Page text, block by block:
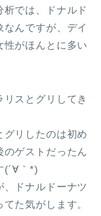
では、ドナルド
んですが、デイ
性がほんとに多い
スとグリしてき
リしたのは初め
ゲストだったん
(´∀｀*)
ドナルドーナツ
た気がします。